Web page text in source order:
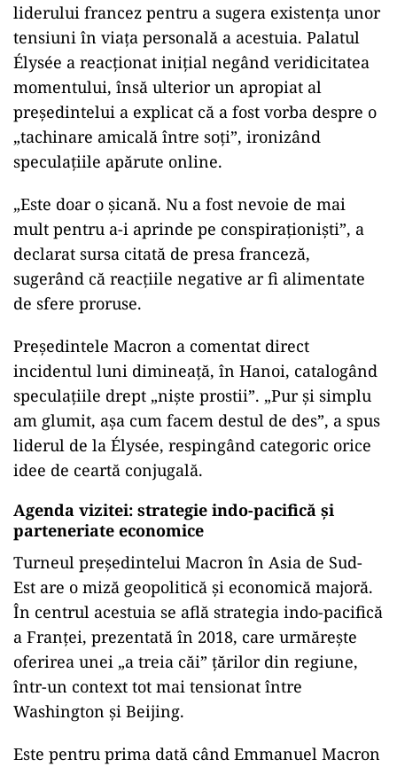
liderului francez pentru a sugera existența unor
tensiuni în viața personală a acestuia. Palatul
Élysée a reacționat inițial negând veridicitatea
momentului, însă ulterior un apropiat al
președintelui a explicat că a fost vorba despre o
„tachinare amicală între soți”, ironizând
speculațiile apărute online.
„Este doar o șicană. Nu a fost nevoie de mai
mult pentru a-i aprinde pe conspiraționiști”, a
declarat sursa citată de presa franceză,
sugerând că reacțiile negative ar fi alimentate
de sfere proruse.
Președintele Macron a comentat direct
incidentul luni dimineață, în Hanoi, catalogând
speculațiile drept „niște prostii”. „Pur și simplu
am glumit, așa cum facem destul de des”, a spus
liderul de la Élysée, respingând categoric orice
idee de ceartă conjugală.
Agenda vizitei: strategie indo-pacifică și
parteneriate economice
Turneul președintelui Macron în Asia de Sud-
Est are o miză geopolitică și economică majoră.
În centrul acestuia se află strategia indo-pacifică
a Franței, prezentată în 2018, care urmărește
oferirea unei „a treia căi” țărilor din regiune,
într-un context tot mai tensionat între
Washington și Beijing.
Este pentru prima dată când Emmanuel Macron